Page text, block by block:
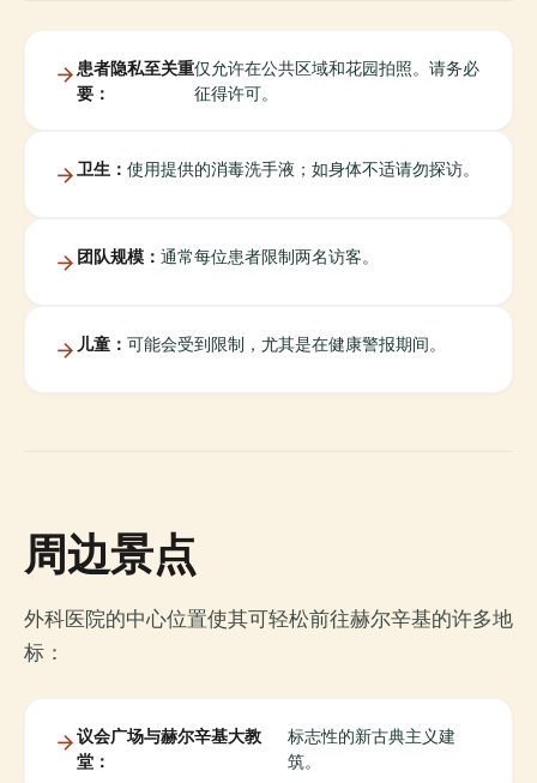
患者隐私至关重
要：
仅允许在公共区域和花园拍照。请务必
征得许可。
卫生： 使用提供的消毒洗手液；如身体不适请勿探访。
团队规模： 通常每位患者限制两名访客。
儿童： 可能会受到限制，尤其是在健康警报期间。
周边景点
外科医院的中心位置使其可轻松前往赫尔辛基的许多地
标：
议会广场与赫尔辛基大教
堂：
标志性的新古典主义建
筑。